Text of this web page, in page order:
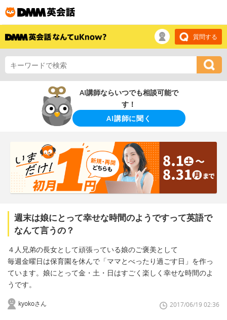
質問する
AI講師ならいつでも相談可能で
す！
AI講師に聞く
週末は娘にとって幸せな時間のようですって英語で
なんて言うの？
４人兄弟の長女として頑張っている娘のご褒美として
毎週金曜日は保育園を休んで「ママとべったり過ごす日」を作っ
ています。娘にとって金・土・日はすごく楽しく幸せな時間のよ
うです。
kyokoさん 2017/06/19 02:36